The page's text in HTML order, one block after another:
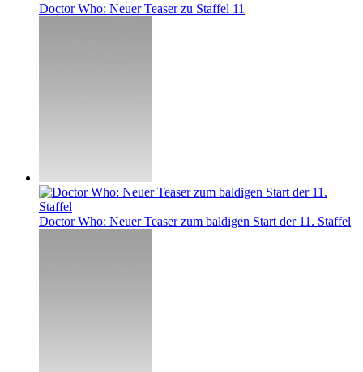
Doctor Who: Neuer Teaser zu Staffel 11
Doctor Who: Neuer Teaser zum baldigen Start der 11. Staffel